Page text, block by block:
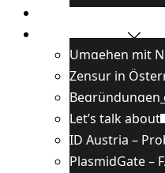
Wissenswertes
Umgehen mit
Zensur in
Begründungen
Let’s talk about
ID Austria –
PlasmidGate –